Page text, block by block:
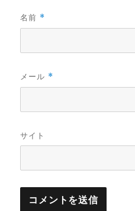
名前 *
メール *
サイト